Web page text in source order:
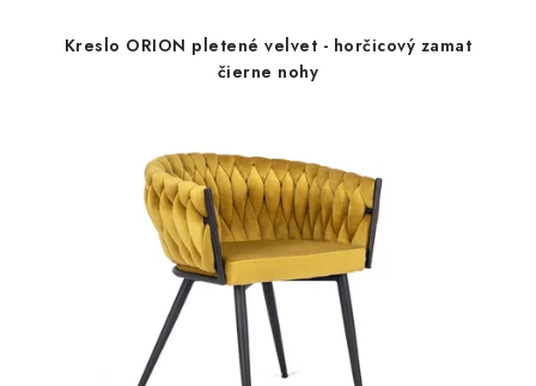
Kreslo ORION pletené velvet - horčicový zamat
čierne nohy